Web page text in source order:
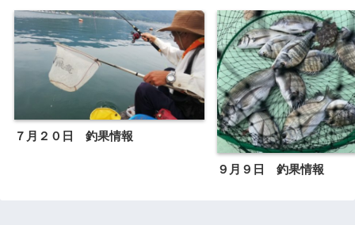
７月２０日 釣果情報
９月９日 釣果情報